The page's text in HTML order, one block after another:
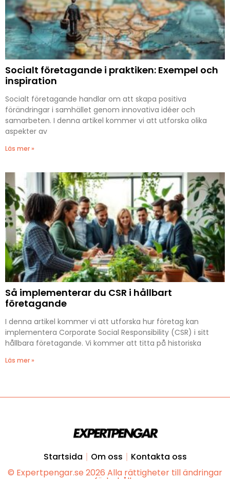
Socialt företagande i praktiken: Exempel och
inspiration
Socialt företagande handlar om att skapa positiva
förändringar i samhället genom innovativa idéer och
samarbeten. I denna artikel kommer vi att utforska olika
aspekter av
Läs mer »
Så implementerar du CSR i hållbart
företagande
I denna artikel kommer vi att utforska hur företag kan
implementera Corporate Social Responsibility (CSR) i sitt
hållbara företagande. Vi kommer att titta på historiska
Läs mer »
Startsida Om oss
Kontakta oss
© Expertpengar.se 2026 Alla rättigheter till ändringar